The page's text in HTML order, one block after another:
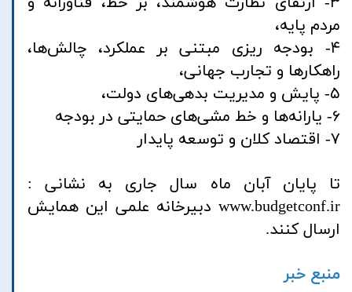
مردم پایه،
۴- بودجه ریزی مبتنی بر عملکرد، چالش‌ها،
راهکارها و تجارب جهانی،
۵- پایش و مدیریت بدهی‌های دولت،
۶- یارانه‌ها و خط مشی‌های حمایتی در بودجه
۷- اقتصاد کلان و توسعه پایدار
تا پایان آبان ماه سال جاری به نشانی :
www.budgetconf.ir دبیرخانه علمی این همایش
ارسال کنند.
منبع خبر